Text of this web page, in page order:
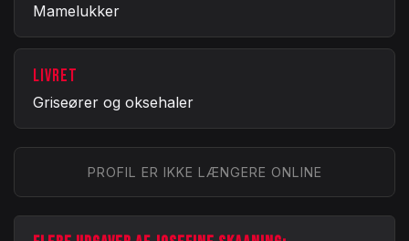
Mamelukker
LIVRET
Griseører og oksehaler
PROFIL ER IKKE LÆNGERE ONLINE